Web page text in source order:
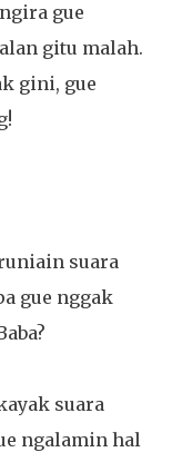
gue
gitu malah.
gini, gue
suara
gue nggak
suara
ngalamin hal